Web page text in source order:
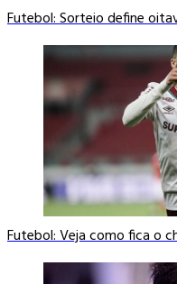
Futebol: Sorteio define
Futebol: Veja como fica o